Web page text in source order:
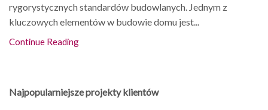
rygorystycznych standardów budowlanych. Jednym z
kluczowych elementów w budowie domu jest...
Continue Reading
Najpopularniejsze projekty klientów